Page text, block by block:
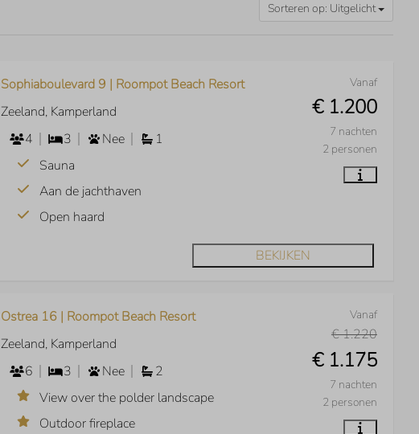
Sorteren op: Uitgelicht
Vanaf
€ 1.200
7 nachten
2 personen
Sophiaboulevard 9 | Roompot Beach Resort
Zeeland, Kamperland
4
3 Nee
1
Sauna
Aan de jachthaven
Open haard
BEKIJKEN
Vanaf
€ 1.220
€ 1.175
7 nachten
2 personen
Ostrea 16 | Roompot Beach Resort
Zeeland, Kamperland
6
3 Nee
2
View over the polder landscape
Outdoor fireplace